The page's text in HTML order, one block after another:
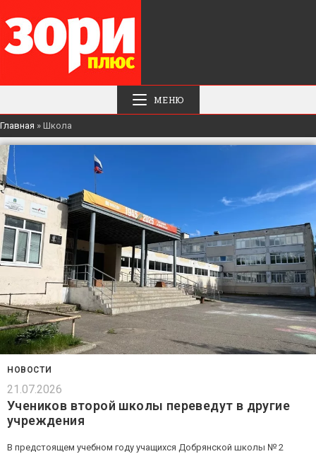
МЕНЮ
Главная » Школа
НОВОСТИ
21.07.2026
Учеников второй школы переведут в другие
учреждения
В предстоящем учебном году учащихся Добрянской школы № 2